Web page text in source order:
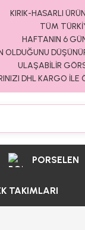
KIRIK-HASARLI
TÜM
HAFTANIN 6
OLDUĞUNU
ULAŞABİLİR
DHL KARGO İLE
PORSELEN
TAKIMLARI